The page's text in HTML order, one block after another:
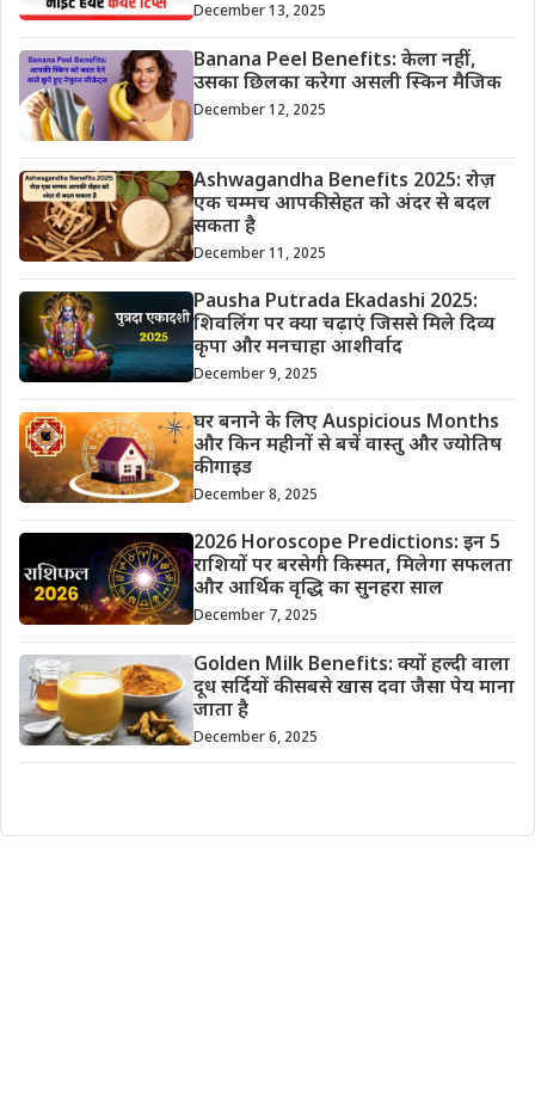
December 13, 2025
Banana Peel Benefits: केला नहीं,
उसका छिलका करेगा असली स्किन मैजिक
December 12, 2025
Ashwagandha Benefits 2025: रोज़
एक चम्मच आपकी सेहत को अंदर से बदल
सकता है
December 11, 2025
Pausha Putrada Ekadashi 2025:
शिवलिंग पर क्या चढ़ाएं जिससे मिले दिव्य
कृपा और मनचाहा आशीर्वाद
December 9, 2025
घर बनाने के लिए Auspicious Months
और किन महीनों से बचें वास्तु और ज्योतिष
की गाइड
December 8, 2025
2026 Horoscope Predictions: इन 5
राशियों पर बरसेगी किस्मत, मिलेगा सफलता
और आर्थिक वृद्धि का सुनहरा साल
December 7, 2025
Golden Milk Benefits: क्यों हल्दी वाला
दूध सर्दियों की सबसे खास दवा जैसा पेय माना
जाता है
December 6, 2025